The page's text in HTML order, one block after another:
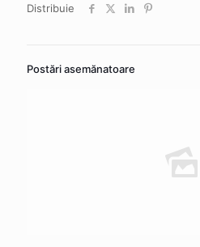
Distribuie
Postări asemănatoare